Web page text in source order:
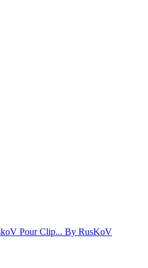
Pour Clip... By RusKoV